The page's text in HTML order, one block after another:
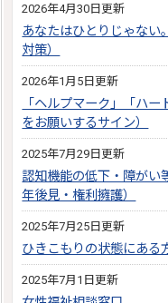
2026年4月30日更新
あなたはひとりじゃない
対策）
2026年1月5日更新
「ヘルプマーク」「ハ
をお願いするサイン）
2025年7月29日更新
認知機能の低下・障がい
年後見・権利擁護）
2025年7月25日更新
ひきこもりの状態にある
2025年7月1日更新